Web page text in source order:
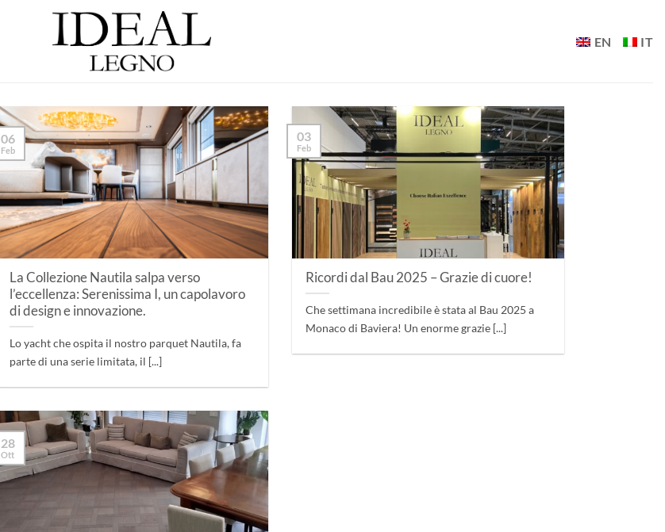
EN IT
La Collezione Nautila salpa verso
l’eccellenza: Serenissima I, un capolavoro
di design e innovazione.
Lo yacht che ospita il nostro parquet Nautila, fa
parte di una serie limitata, il [...]
06
Feb
Ricordi dal Bau 2025 – Grazie di cuore!
Che settimana incredibile è stata al Bau 2025 a
Monaco di Baviera! Un enorme grazie [...]
03
Feb
28
Ott